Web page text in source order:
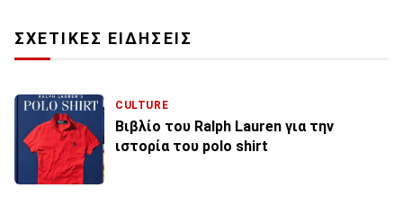
ΣΧΕΤΙΚΕΣ ΕΙΔΗΣΕΙΣ
CULTURE
Βιβλίο του Ralph Lauren για την
ιστορία του polo shirt